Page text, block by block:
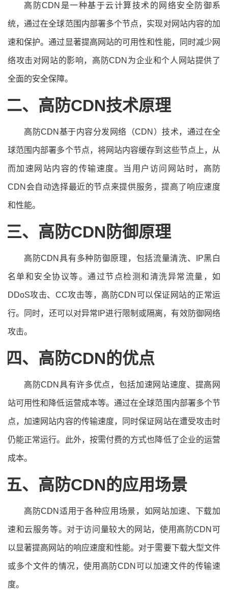
高防CDN是一种基于云计算技术的网络安全防御系
统，通过在全球范围内部署多个节点，实现对网站内容的加
速和保护。通过显著提高网站的可用性和性能，同时减少网
络攻击对网站的影响，高防CDN为企业和个人网站提供了
全面的安全保障。
二、高防CDN技术原理
高防CDN基于内容分发网络（CDN）技术，通过在全
球范围内部署多个节点，将网站内容缓存到这些节点上，从
而加速网站内容的传输速度。当用户访问网站时，高防
CDN会自动选择最近的节点来提供服务，提高了响应速度
和性能。
三、高防CDN防御原理
高防CDN具有多种防御原理，包括流量清洗、IP黑白
名单和安全协议等。通过节点检测和清洗异常流量，如
DDoS攻击、CC攻击等，高防CDN可以保证网站的正常运
行。同时，还可以对异常IP进行限制或隔离，有效防御网络
攻击。
四、高防CDN的优点
高防CDN具有许多优点，包括加速网站速度、提高网
站可用性和降低运营成本等。通过在全球范围内部署多个节
点，加速网站内容的传输速度，同时保证网站在遭受攻击时
仍能正常运行。此外，按需付费的方式也降低了企业的运营
成本。
五、高防CDN的应用场景
高防CDN适用于各种应用场景，如网站加速、下载加
速和云服务等。对于访问量较大的网站，使用高防CDN可
以显著提高网站的响应速度和性能。对于需要下载大型文件
或多个文件的情况，使用高防CDN可以加速文件的传输速
度。